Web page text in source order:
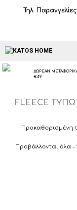
Τηλ. Παραγγελίες:
ΔΩΡΕΑΝ
€49
FLEECE
Προβάλλονται όλα